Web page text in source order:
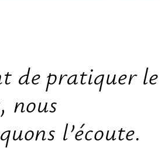
de pratiquer le
nous
l’écoute.